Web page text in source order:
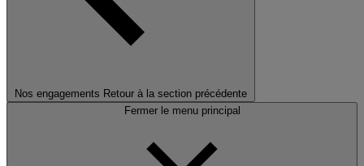
Nos engagements Retour à la section précédente
Fermer le menu principal